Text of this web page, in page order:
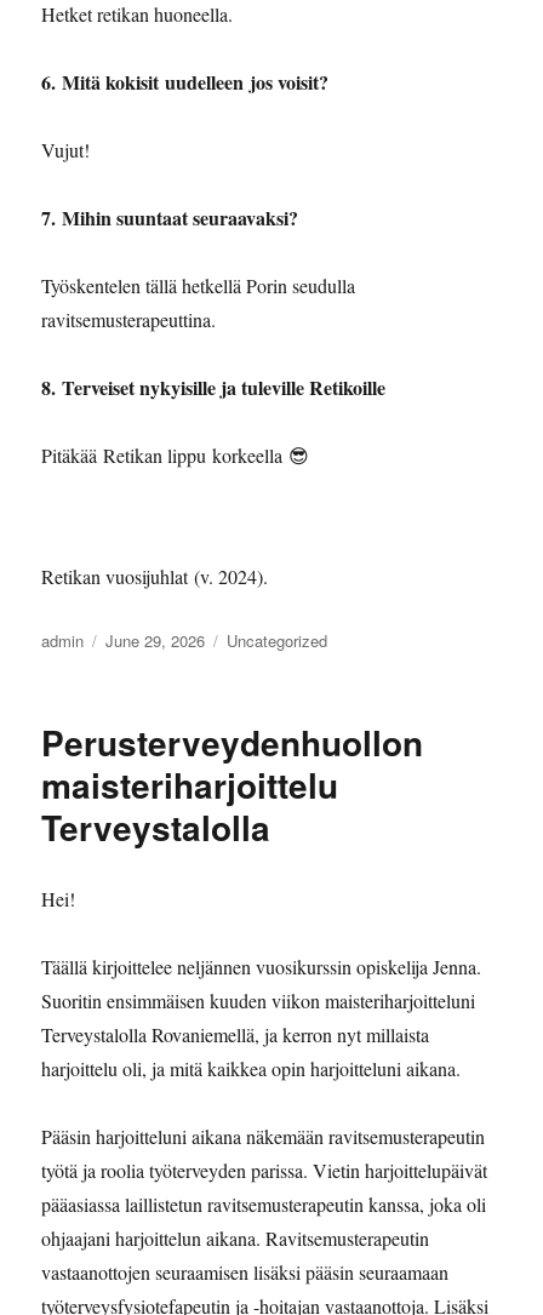
Hetket retikan huoneella.
6. Mitä kokisit uudelleen jos voisit?
Vujut!
7.Mihin suuntaat seuraavaksi?
Työskentelen tällä hetkellä Porin seudulla
ravitsemusterapeuttina.
8. ⁠Terveiset nykyisille ja tuleville Retikoille
Pitäkää Retikan lippu korkeella 😎
Retikan vuosijuhlat (v. 2024).
Author
admin
Posted
June 29, 2026 Categories
Uncategorized
Perusterveydenhuollon
maisteriharjoittelu
Terveystalolla
Hei!
Täällä kirjoittelee neljännen vuosikurssin opiskelija Jenna.
Suoritin ensimmäisen kuuden viikon maisteriharjoitteluni
Terveystalolla Rovaniemellä, ja kerron nyt millaista
harjoittelu oli, ja mitä kaikkea opin harjoitteluni aikana.
Pääsin harjoitteluni aikana näkemään ravitsemusterapeutin
työtä ja roolia työterveyden parissa. Vietin harjoittelupäivät
pääasiassa laillistetun ravitsemusterapeutin kanssa, joka oli
ohjaajani harjoittelun aikana. Ravitsemusterapeutin
vastaanottojen seuraamisen lisäksi pääsin seuraamaan
työterveysfysiotefapeutin ja -hoitajan vastaanottoja. Lisäksi